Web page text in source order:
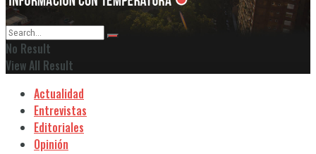
No Result
View All Result
Actualidad
Entrevistas
Editoriales
Opinión